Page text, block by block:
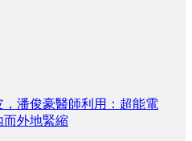
潘俊豪醫師利用：超能電
而外地緊縮